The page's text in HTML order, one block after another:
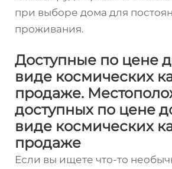
при выборе дома для
проживания.
Доступные по цене
виде космических
продаже.
доступных по цене
виде космических
продаже
Если вы ищете что-то